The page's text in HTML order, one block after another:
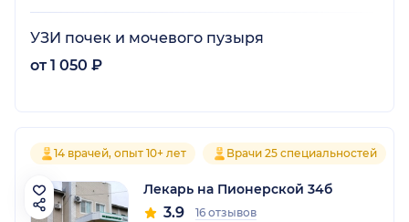
УЗИ почек и мочевого пузыря
от 1 050 ₽
14 врачей, опыт 10+ лет Врачи 25 специальностей
Лекарь на Пионерской 34б
3.9 16 отзывов